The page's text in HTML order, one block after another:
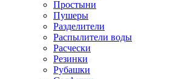
Простыни
Пушеры
Разделители
Распылители воды
Расчески
Резинки
Рубашки